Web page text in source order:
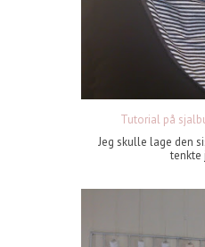
Tutorial på
Jeg skulle lage den
tenkte